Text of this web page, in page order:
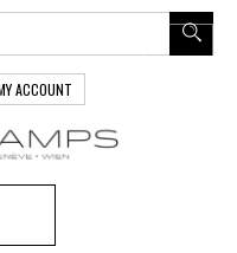
ACCOUNT